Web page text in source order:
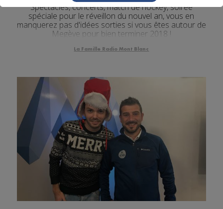
Spectacles, concerts, match de hockey, soirée
spéciale pour le réveillon du nouvel an, vous en
manquerez pas d'idées sorties si vous êtes autour de
Megève pour bien terminer 2018 !
La Famille Radio Mont Blanc